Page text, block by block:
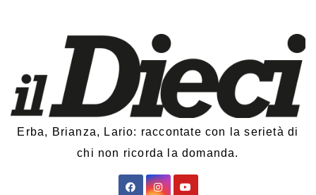
Erba, Brianza, Lario: raccontate con la serietà di
chi non ricorda la domanda.